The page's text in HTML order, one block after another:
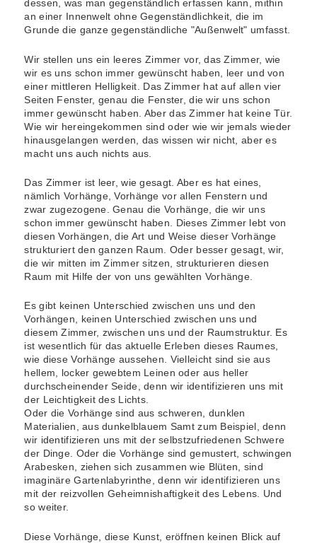
dessen, was man gegenständlich erfassen kann, mithin
an einer Innenwelt ohne Gegenständlichkeit, die im
Grunde die ganze gegenständliche "Außenwelt" umfasst.
Wir stellen uns ein leeres Zimmer vor, das Zimmer, wie
wir es uns schon immer gewünscht haben, leer und von
einer mittleren Helligkeit. Das Zimmer hat auf allen vier
Seiten Fenster, genau die Fenster, die wir uns schon
immer gewünscht haben. Aber das Zimmer hat keine Tür.
Wie wir hereingekommen sind oder wie wir jemals wieder
hinausgelangen werden, das wissen wir nicht, aber es
macht uns auch nichts aus.
Das Zimmer ist leer, wie gesagt. Aber es hat eines,
nämlich Vorhänge, Vorhänge vor allen Fenstern und
zwar zugezogene. Genau die Vorhänge, die wir uns
schon immer gewünscht haben. Dieses Zimmer lebt von
diesen Vorhängen, die Art und Weise dieser Vorhänge
strukturiert den ganzen Raum. Oder besser gesagt, wir,
die wir mitten im Zimmer sitzen, strukturieren diesen
Raum mit Hilfe der von uns gewählten Vorhänge.
Es gibt keinen Unterschied zwischen uns und den
Vorhängen, keinen Unterschied zwischen uns und
diesem Zimmer, zwischen uns und der Raumstruktur. Es
ist wesentlich für das aktuelle Erleben dieses Raumes,
wie diese Vorhänge aussehen. Vielleicht sind sie aus
hellem, locker gewebtem Leinen oder aus heller
durchscheinender Seide, denn wir identifizieren uns mit
der Leichtigkeit des Lichts.
Oder die Vorhänge sind aus schweren, dunklen
Materialien, aus dunkelblauem Samt zum Beispiel, denn
wir identifizieren uns mit der selbstzufriedenen Schwere
der Dinge. Oder die Vorhänge sind gemustert, schwingen
Arabesken, ziehen sich zusammen wie Blüten, sind
imaginäre Gartenlabyrinthe, denn wir identifizieren uns
mit der reizvollen Geheimnishaftigkeit des Lebens. Und
so weiter.
Diese Vorhänge, diese Kunst, eröffnen keinen Blick auf